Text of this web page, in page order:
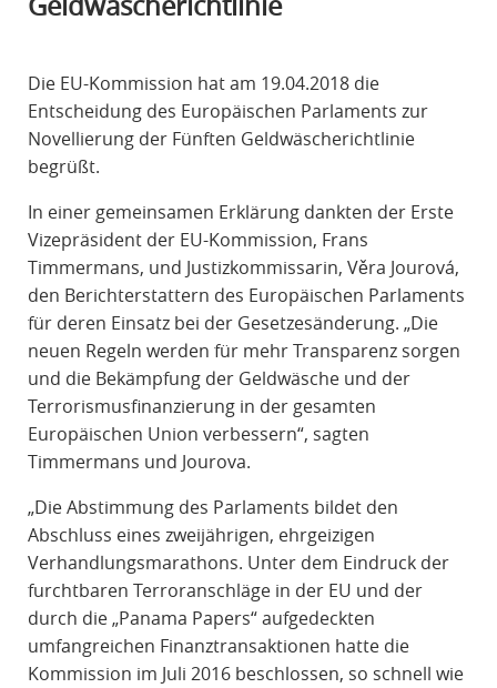
Die EU-Kommission hat am 19.04.2018 die
Entscheidung des Europäischen Parlaments zur
Novellierung der Fünften Geldwäscherichtlinie
begrüßt.
In einer gemeinsamen Erklärung dankten der Erste
Vizepräsident der EU-Kommission, Frans
Timmermans, und Justizkommissarin, Věra Jourová,
den Berichterstattern des Europäischen Parlaments
für deren Einsatz bei der Gesetzesänderung. „Die
neuen Regeln werden für mehr Transparenz sorgen
und die Bekämpfung der Geldwäsche und der
Terrorismusfinanzierung in der gesamten
Europäischen Union verbessern“, sagten
Timmermans und Jourova.
„Die Abstimmung des Parlaments bildet den
Abschluss eines zweijährigen, ehrgeizigen
Verhandlungsmarathons. Unter dem Eindruck der
furchtbaren Terroranschläge in der EU und der
durch die „Panama Papers“ aufgedeckten
umfangreichen Finanztransaktionen hatte die
Kommission im Juli 2016 beschlossen, so schnell wie